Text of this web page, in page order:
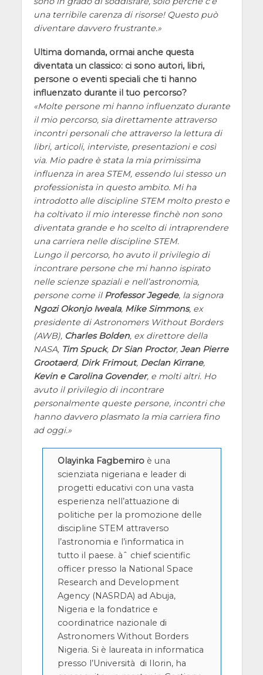
una terribile carenza di risorse! Questo può
diventare davvero frustrante.
Ultima domanda, ormai anche questa
diventata un classico: ci sono autori, libri,
persone o eventi speciali che ti hanno
influenzato durante il tuo percorso?
Molte persone mi hanno influenzato durante
il mio percorso, sia direttamente attraverso
incontri personali che attraverso la lettura di
libri, articoli, interviste, presentazioni e così
via. Mio padre è stata la mia primissima
influenza in area STEM, essendo lui stesso un
professionista in questo ambito. Mi ha
introdotto alle discipline STEM molto presto e
ha coltivato il mio interesse finchè non sono
diventata grande e ho scelto di intraprendere
una carriera nelle discipline STEM.
Lungo il percorso, ho avuto il privilegio di
incontrare persone che mi hanno ispirato
nelle scienze spaziali e nell’astronomia,
persone come il Professor Jegede, la signora
Ngozi Okonjo Iweala, Mike Simmons, ex
presidente di Astronomers Without Borders
(AWB), Charles Bolden, ex direttore della
NASA, Tim Spuck, Dr Sian Proctor, Jean Pierre
Grootaerd, Dirk Frimout, Declan Kirrane,
Kevin e Carolina Govender, e molti altri. Ho
avuto il privilegio di incontrare
personalmente queste persone, incontri che
hanno davvero plasmato la mia carriera fino
ad oggi.
Olayinka Fagbemiroè una
scienziata nigeriana e leader di
progetti educativi con una vasta
esperienza nell’attuazione di
politiche per la promozione delle
discipline STEM attraverso
l’astronomia e l’informatica in
tutto il paese. àˆ chief scientific
officer presso la National Space
Research and Development
Agency (NASRDA) ad Abuja,
Nigeria e la fondatrice e
coordinatrice nazionale di
Astronomers Without Borders
Nigeria. Si è laureata in informatica
presso l’Università di Ilorin, ha